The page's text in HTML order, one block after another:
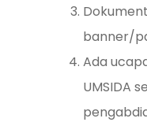
banner/
Ada
UMSIDA